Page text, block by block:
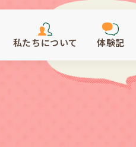
私たちについて 体験記